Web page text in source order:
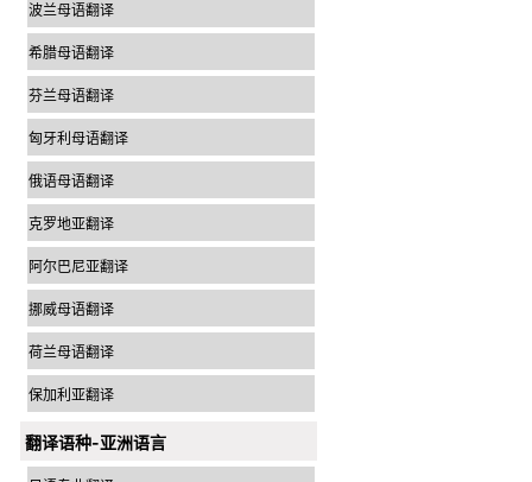
波兰母语翻译
希腊母语翻译
芬兰母语翻译
匈牙利母语翻译
俄语母语翻译
克罗地亚翻译
阿尔巴尼亚翻译
挪威母语翻译
荷兰母语翻译
保加利亚翻译
翻译语种-亚洲语言